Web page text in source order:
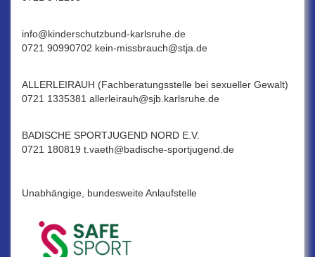
info@kinderschutzbund-karlsruhe.de
0721 90990702 kein-missbrauch@stja.de
ALLERLEIRAUH (Fachberatungsstelle bei sexueller Gewalt)
0721 1335381 allerleirauh@sjb.karlsruhe.de
BADISCHE SPORTJUGEND NORD E.V.
0721 180819 t.vaeth@badische-sportjugend.de
Unabhängige, bundesweite Anlaufstelle